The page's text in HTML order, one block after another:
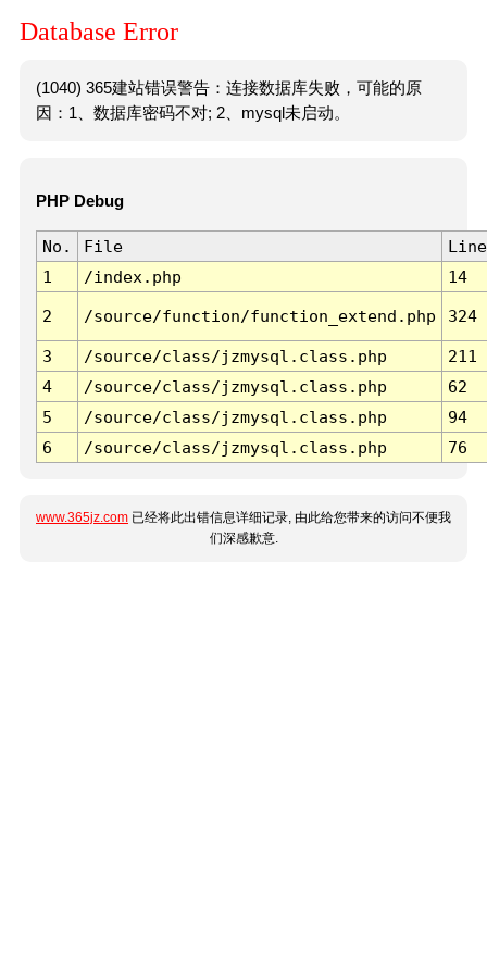
Database Error
(1040) 365建站错误警告：连接数据库失败，可能的原
因：1、数据库密码不对; 2、mysql未启动。
PHP Debug
No. File
Line
1
/index.php 14
2 /source/function/function_extend.php 324
3 /source/class/jzmysql.class.php
211
4
/source/class/jzmysql.class.php
62
5
/source/class/jzmysql.class.php
94
6
/source/class/jzmysql.class.php 76
www.365jz.com 已经将此出错信息详细记录, 由此给您带来的访问不便我
们深感歉意.